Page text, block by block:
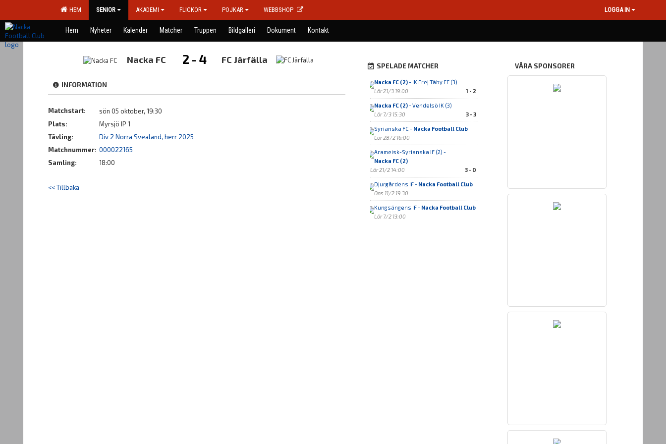
HEM SENIOR AKADEMI FLICKOR POJKAR WEBBSHOP LOGGA IN
Hem Nyheter Kalender Matcher Truppen Bildgalleri Dokument Kontakt
Nacka FC 2 - 4 FC Järfälla
INFORMATION
Matchstart:
sön 05 oktober, 19:30
Plats:
Myrsjö IP 1
Tävling:
Div 2 Norra Svealand, herr 2025
Matchnummer: 000022165
Samling:
18:00
<< Tillbaka
SPELADE MATCHER
Nacka FC (2)- IK Frej Täby FF (3)
Lör 21/3 19:00
1 - 2
Nacka FC (2)- Vendelsö IK (3)
Lör 7/3 15:30
3 - 3
Syrianska FC - Nacka Football Club
Lör 28/2 16:00
Arameisk-Syrianska IF (2) -
Nacka FC (2)
Lör 21/2 14:00
3 - 0
Djurgårdens IF - Nacka Football Club
Ons 11/2 19:30
Kungsängens IF - Nacka Football Club
Lör 7/2 13:00
VÅRA SPONSORER